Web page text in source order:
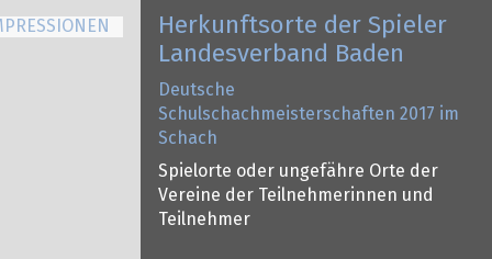
Herkunftsorte der Spieler
Landesverband Baden
Deutsche
Schulschachmeisterschaften 2017 im
Schach
Spielorte oder ungefähre Orte der
Vereine der Teilnehmerinnen und
Teilnehmer